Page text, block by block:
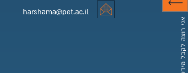
למידע והרשמה טלפון
harshama@pet.ac.il